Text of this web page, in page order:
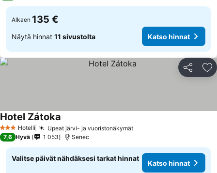
Alkaen 135 €
Näytä hinnat 11 sivustolta Katso hinnat
Jaa
3 Tähtiluokitus
Hotelli Upeat järvi- ja vuoristonäkymät
Hotel Zátoka
7,6 Hyvä 1 053 Senec
Valitse päivät nähdäksesi tarkat hinnat
Katso hinnat